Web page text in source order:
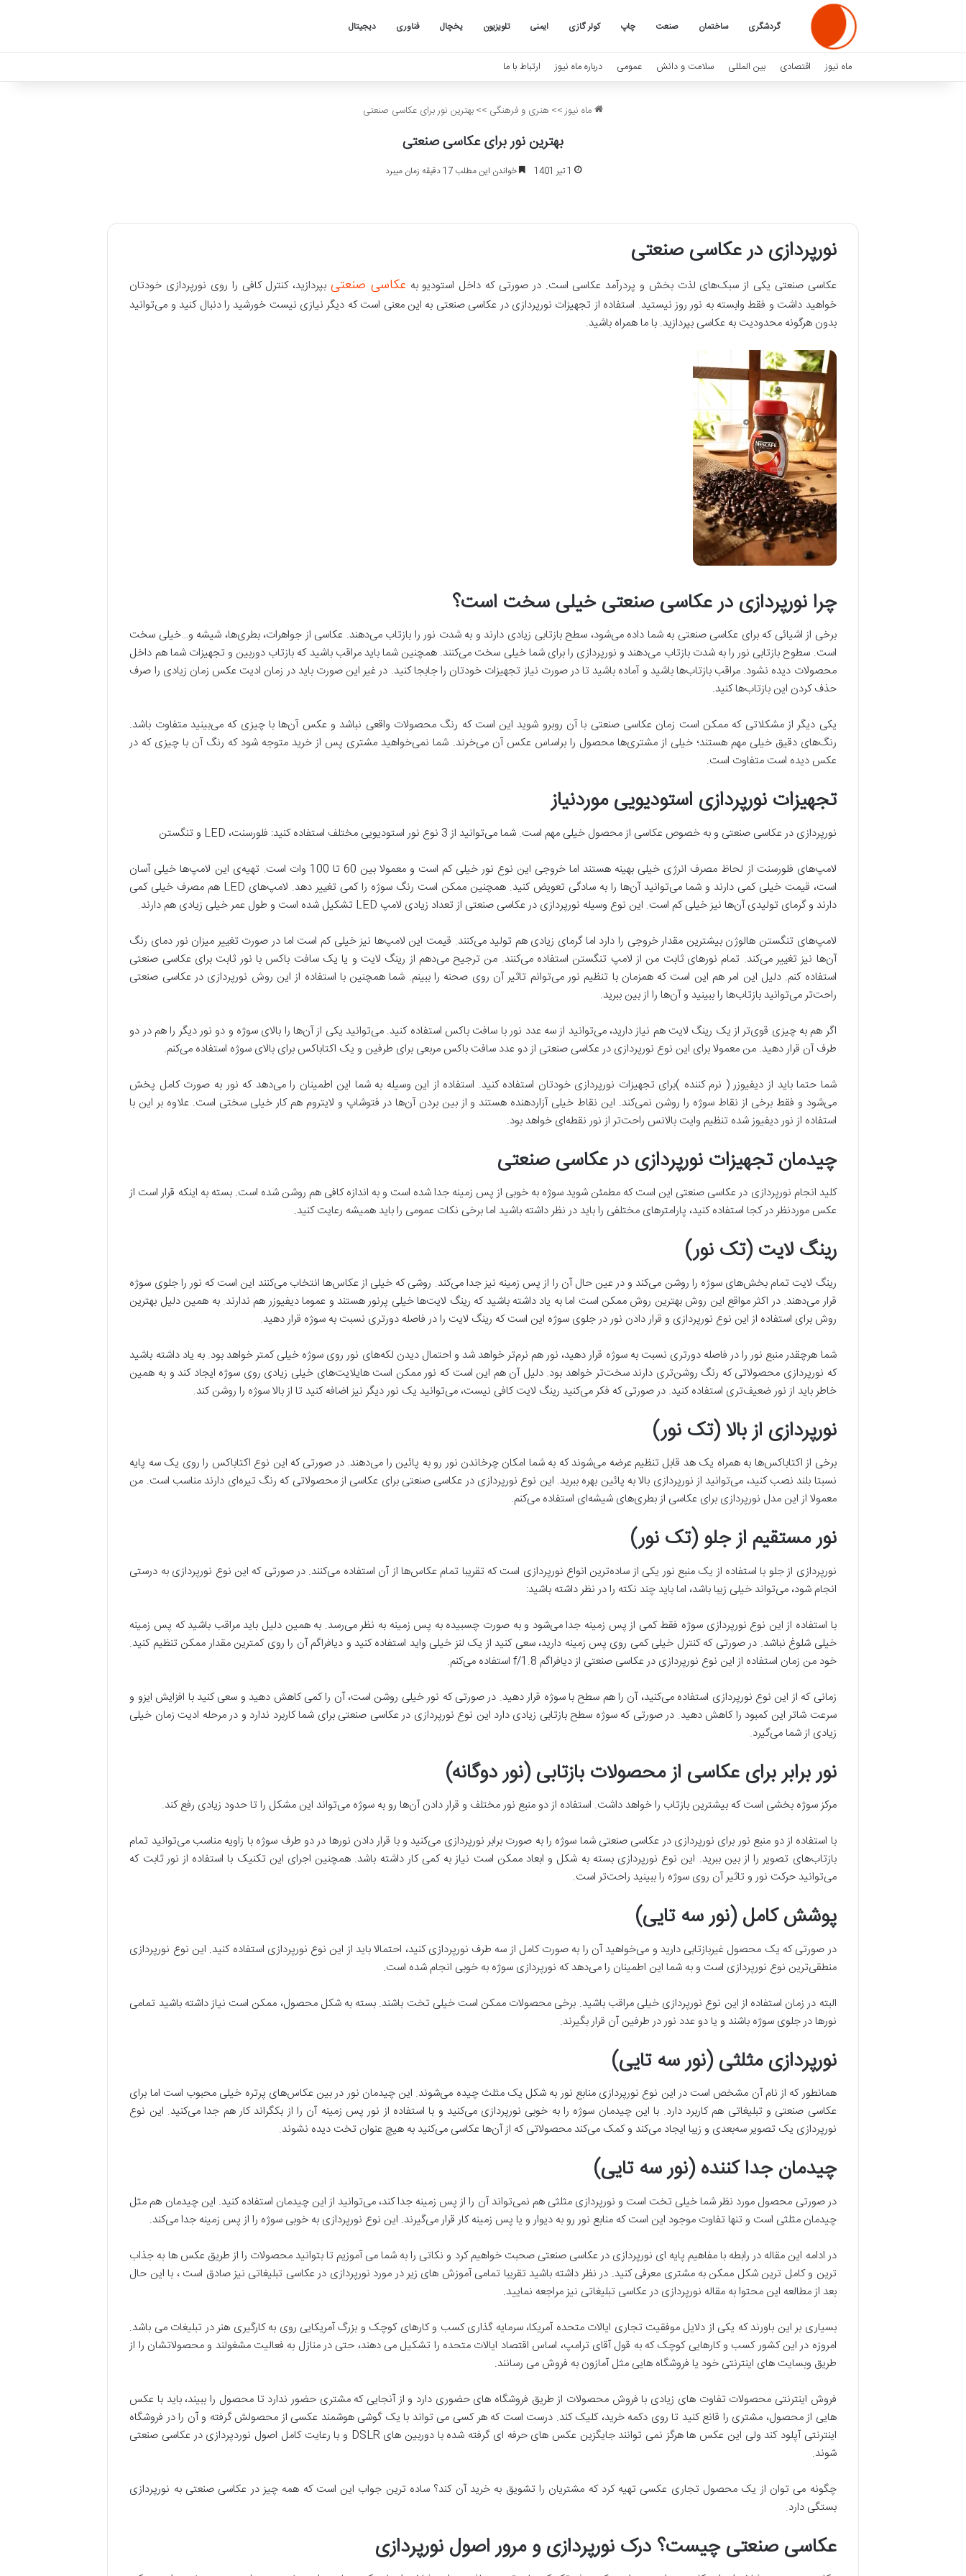
گردشگری ساختمان صنعت چاپ کولر گازی ایمنی تلویزیون یخچال فناوری دیجیتال
ماه نیوز اقتصادی بین المللی سلامت و دانش عمومی درباره ماه نیوز ارتباط با ما
ماه نیوز>> هنری و فرهنگی >>بهترین نور برای عکاسی صنعتی
بهترین نور برای عکاسی صنعتی
1 تیر 1401 خواندن این مطلب 17 دقیقه زمان میبرد
نورپردازی در عکاسی صنعتی
عکاسی صنعتی یکی از سبک‌های لذت بخش و پردرآمد عکاسی است. در صورتی که داخل استودیو به عکاسی صنعتیبپردازید، کنترل کافی را روی نورپردازی خودتان
خواهید داشت و فقط وابسته به نور روز نیستید. استفاده از تجهیزات نورپردازی در عکاسی صنعتی به این معنی است که دیگر نیازی نیست خورشید را دنبال کنید و می‌توانید
بدون هرگونه محدودیت به عکاسی بپردازید. با ما همراه باشید.
چرا نورپردازی در عکاسی صنعتی خیلی سخت است؟
برخی از اشیائی که برای عکاسی صنعتی به شما داده می‌شود، سطح بازتابی زیادی دارند و به شدت نور را بازتاب می‌دهند. عکاسی از جواهرات، بطری‌ها، شیشه و…خیلی سخت
است. سطوح بازتابی نور را به شدت بازتاب می‌دهند و نورپردازی را برای شما خیلی سخت می‌کنند. همچنین شما باید مراقب باشید که بازتاب دوربین و تجهیزات شما هم داخل
محصولات دیده نشود. مراقب بازتاب‌ها باشید و آماده باشید تا در صورت نیاز تجهیزات خودتان را جابجا کنید. در غیر این صورت باید در زمان ادیت عکس زمان زیادی را صرف
حذف کردن این بازتاب‌ها کنید.
یکی دیگر از مشکلاتی که ممکن است زمان عکاسی صنعتی با آن روبرو شوید این است که رنگ محصولات واقعی نباشد و عکس آن‌ها با چیزی که می‌بینید متفاوت باشد.
رنگ‌های دقیق خیلی مهم هستند؛ خیلی از مشتری‌ها محصول را براساس عکس آن می‌خرند. شما نمی‌خواهید مشتری پس از خرید متوجه شود که رنگ آن با چیزی که در
عکس دیده است متفاوت است.
تجهیزات نورپردازی استودیویی موردنیاز
نورپردازی در عکاسی صنعتی و به خصوص عکاسی از محصول خیلی مهم است. شما می‌توانید از 3 نوع نور استودیویی مختلف استفاده کنید: فلورسنت، LED و تنگستن
لامپ‌های فلورسنت از لحاظ مصرف انرژی خیلی بهینه هستند اما خروجی این نوع نور خیلی کم است و معمولا بین 60 تا 100 وات است. تهیه‌ی این لامپ‌ها خیلی آسان
است، قیمت خیلی کمی دارند و شما می‌توانید آن‌ها را به سادگی تعویض کنید. همچنین ممکن است رنگ سوژه را کمی تغییر دهد. لامپ‌های LED هم مصرف خیلی کمی
دارند و گرمای تولیدی آن‌ها نیز خیلی کم است. این نوع وسیله نورپردازی در عکاسی صنعتی از تعداد زیادی لامپ LED تشکیل شده است و طول عمر خیلی زیادی هم دارند.
لامپ‌های تنگستن هالوژن بیشترین مقدار خروجی را دارد اما گرمای زیادی هم تولید می‌کنند. قیمت این لامپ‌ها نیز خیلی کم است اما در صورت تغییر میزان نور دمای رنگ
آن‌ها نیز تغییر می‌کند. تمام نورهای ثابت من از لامپ تنگستن استفاده می‌کنند. من ترجیح می‌دهم از رینگ لایت و یا یک سافت باکس با نور ثابت برای عکاسی صنعتی
استفاده کنم. دلیل این امر هم این است که همزمان با تنظیم نور می‌توانم تاثیر آن روی صحنه را ببینم. شما همچنین با استفاده از این روش نورپردازی در عکاسی صنعتی
راحت‌تر می‌توانید بازتاب‌ها را ببینید و آن‌ها را از بین ببرید.
اگر هم به چیزی قوی‌تر از یک رینگ لایت هم نیاز دارید، می‌توانید از سه عدد نور با سافت باکس استفاده کنید. می‌توانید یکی از آن‌ها را بالای سوژه و دو نور دیگر را هم در دو
طرف آن قرار دهید. من معمولا برای این نوع نورپردازی در عکاسی صنعتی از دو عدد سافت باکس مربعی برای طرفین و یک اکتاباکس برای بالای سوژه استفاده می‌کنم.
شما حتما باید از دیفیوزر ( نرم کننده )برای تجهیزات نورپردازی خودتان استفاده کنید. استفاده از این وسیله به شما این اطمینان را می‌دهد که نور به صورت کامل پخش
می‌شود و فقط برخی از نقاط سوژه را روشن نمی‌کند. این نقاط خیلی آزاردهنده هستند و از بین بردن آن‌ها در فتوشاپ و لایتروم هم کار خیلی سختی است. علاوه بر این با
استفاده از نور دیفیوز شده تنظیم وایت بالانس راحت‌تر از نور نقطه‌ای خواهد بود.
چیدمان تجهیزات نورپردازی در عکاسی صنعتی
کلید انجام نورپردازی در عکاسی صنعتی این است که مطمئن شوید سوژه به خوبی از پس زمینه جدا شده است و به اندازه کافی هم روشن شده است. بسته به اینکه قرار است از
عکس موردنظر در کجا استفاده کنید، پارامترهای مختلفی را باید در نظر داشته باشید اما برخی نکات عمومی را باید همیشه رعایت کنید.
رینگ لایت (تک نور)
رینگ لایت تمام بخش‌های سوژه را روشن می‌کند و در عین حال آن را از پس زمینه نیز جدا می‌کند. روشی که خیلی از عکاس‌ها انتخاب می‌کنند این است که نور را جلوی سوژه
قرار می‌دهند. در اکثر مواقع این روش بهترین روش ممکن است اما به یاد داشته باشید که رینگ لایت‌ها خیلی پرنور هستند و عموما دیفیوزر هم ندارند. به همین دلیل بهترین
روش برای استفاده از این نوع نورپردازی و قرار دادن نور در جلوی سوژه این است که رینگ لایت را در فاصله دورتری نسبت به سوژه قرار دهید.
شما هرچقدر منبع نور را در فاصله دورتری نسبت به سوژه قرار دهید، نور هم نرم‌تر خواهد شد و احتمال دیدن لکه‌های نور روی سوژه خیلی کمتر خواهد بود. به یاد داشته باشید
که نورپردازی محصولاتی که رنگ روشن‌تری دارند سخت‌تر خواهد بود. دلیل آن هم این است که نور ممکن است هایلایت‌های خیلی زیادی روی سوژه ایجاد کند و به همین
خاطر باید از نور ضعیف‌تری استفاده کنید. در صورتی که فکر می‌کنید رینگ لایت کافی نیست، می‌توانید یک نور دیگر نیز اضافه کنید تا از بالا سوژه را روشن کند.
نورپردازی از بالا (تک نور)
برخی از اکتاباکس‌ها به همراه یک هد قابل تنظیم عرضه می‌شوند که به شما امکان چرخاندن نور رو به پائین را می‌دهند. در صورتی که این نوع اکتاباکس را روی یک سه پایه
نسبتا بلند نصب کنید، می‌توانید از نورپردازی بالا به پائین بهره ببرید. این نوع نورپردازی در عکاسی صنعتی برای عکاسی از محصولاتی که رنگ تیره‌ای دارند مناسب است. من
معمولا از این مدل نورپردازی برای عکاسی از بطری‌های شیشه‌ای استفاده می‌کنم.
نور مستقیم از جلو (تک نور)
نورپردازی از جلو با استفاده از یک منبع نور یکی از ساده‌ترین انواع نورپردازی است که تقریبا تمام عکاس‌ها از آن استفاده می‌کنند. در صورتی که این نوع نورپردازی به درستی
انجام شود، می‌تواند خیلی زیبا باشد، اما باید چند نکته را در نظر داشته باشید:
با استفاده از این نوع نورپردازی سوژه فقط کمی از پس زمینه جدا می‌شود و به صورت چسبیده به پس زمینه به نظر می‌رسد. به همین دلیل باید مراقب باشید که پس زمینه
خیلی شلوغ نباشد. در صورتی که کنترل خیلی کمی روی پس زمینه دارید، سعی کنید از یک لنز خیلی واید استفاده کنید و دیافراگم آن را روی کمترین مقدار ممکن تنظیم کنید.
خود من زمان استفاده از این نوع نورپردازی در عکاسی صنعتی از دیافراگم f/1.8 استفاده می‌کنم.
زمانی که از این نوع نورپردازی استفاده می‌کنید، آن را هم سطح با سوژه قرار دهید. در صورتی که نور خیلی روشن است، آن را کمی کاهش دهید و سعی کنید با افزایش ایزو و
سرعت شاتر این کمبود را کاهش دهید. در صورتی که سوژه سطح بازتابی زیادی دارد این نوع نورپردازی در عکاسی صنعتی برای شما کاربرد ندارد و در مرحله ادیت زمان خیلی
زیادی از شما می‌گیرد.
نور برابر برای عکاسی از محصولات بازتابی (نور دوگانه)
مرکز سوژه بخشی است که بیشترین بازتاب را خواهد داشت. استفاده از دو منبع نور مختلف و قرار دادن آن‌ها رو به سوژه می‌تواند این مشکل را تا حدود زیادی رفع کند.
با استفاده از دو منبع نور برای نورپردازی در عکاسی صنعتی شما سوژه را به صورت برابر نورپردازی می‌کنید و با قرار دادن نورها در دو طرف سوژه با زاویه مناسب می‌توانید تمام
بازتاب‌های تصویر را از بین ببرید. این نوع نورپردازی بسته به شکل و ابعاد ممکن است نیاز به کمی کار داشته باشد. همچنین اجرای این تکنیک با استفاده از نور ثابت که
می‌توانید حرکت نور و تاثیر آن روی سوژه را ببینید راحت‌تر است.
پوشش کامل (نور سه تایی)
در صورتی که یک محصول غیربازتابی دارید و می‌خواهید آن را به صورت کامل از سه طرف نورپردازی کنید، احتمالا باید از این نوع نورپردازی استفاده کنید. این نوع نورپردازی
منطقی‌ترین نوع نورپردازی است و به شما این اطمینان را می‌دهد که نورپردازی سوژه به خوبی انجام شده است.
البته در زمان استفاده از این نوع نورپردازی خیلی مراقب باشید. برخی محصولات ممکن است خیلی تخت باشند. بسته به شکل محصول، ممکن است نیاز داشته باشید تمامی
نورها در جلوی سوژه باشند و یا دو عدد نور در طرفین آن قرار بگیرند.
نورپردازی مثلثی (نور سه تایی)
همانطور که از نام آن مشخص است در این نوع نورپردازی منابع نور به شکل یک مثلث چیده می‌شوند. این چیدمان نور در بین عکاس‌های پرتره خیلی محبوب است اما برای
عکاسی صنعتی و تبلیغاتی هم کاربرد دارد. با این چیدمان سوژه را به خوبی نورپردازی می‌کنید و با استفاده از نور پس زمینه آن را از بکگراند کار هم جدا می‌کنید. این نوع
نورپردازی یک تصویر سه‌بعدی و زیبا ایجاد می‌کند و کمک می‌کند محصولاتی که از آن‌ها عکاسی می‌کنید به هیچ عنوان تخت دیده نشوند.
چیدمان جدا کننده (نور سه تایی)
در صورتی محصول مورد نظر شما خیلی تخت است و نورپردازی مثلثی هم نمی‌تواند آن را از پس زمینه جدا کند، می‌توانید از این چیدمان استفاده کنید. این چیدمان هم مثل
چیدمان مثلثی است و تنها تفاوت موجود این است که منابع نور رو به دیوار و یا پس زمینه کار قرار می‌گیرند. این نوع نورپردازی به خوبی سوژه را از پس زمینه جدا می‌کند.
در ادامه این مقاله در رابطه با مفاهیم پایه ای نورپردازی در عکاسی صنعتی صحبت خواهیم کرد و نکاتی را به شما می آموزیم تا بتوانید محصولات را از طریق عکس ها به جذاب
ترین و کامل ترین شکل ممکن به مشتری معرفی کنید. در نظر داشته باشید تقریبا تمامی آموزش های زیر در مورد نورپردازی در عکاسی تبلیغاتی نیز صادق است ، با این حال
بعد از مطالعه این محتوا به مقاله نورپردازی در عکاسی تبلیغاتی نیز مراجعه نمایید.
بسیاری بر این باورند که یکی از دلایل موفقیت تجاری ایالات متحده آمریکا، سرمایه گذاری کسب و کارهای کوچک و بزرگ آمریکایی روی به کارگیری هنر در تبلیغات می باشد.
امروزه در این کشور کسب و کارهایی کوچک که به قول آقای ترامپ، اساس اقتصاد ایالات متحده را تشکیل می دهند، حتی در منازل به فعالیت مشغولند و محصولاتشان را از
طریق وبسایت های اینترنتی خود یا فروشگاه هایی مثل آمازون به فروش می رسانند.
فروش اینترنتی محصولات تفاوت های زیادی با فروش محصولات از طریق فروشگاه های حضوری دارد و از آنجایی که مشتری حضور ندارد تا محصول را ببیند، باید با عکس
هایی از محصول، مشتری را قانع کنید تا روی دکمه خرید، کلیک کند. درست است که هر کسی می تواند با یک گوشی هوشمند عکسی از محصولش گرفته و آن را در فروشگاه
اینترنتی آپلود کند ولی این عکس ها هرگز نمی توانند جایگزین عکس های حرفه ای گرفته شده با دوربین های DSLR و با رعایت کامل اصول نوردپردازی در عکاسی صنعتی
شوند.
چگونه می توان از یک محصول تجاری عکسی تهیه کرد که مشتریان را تشویق به خرید آن کند؟ ساده ترین جواب این است که همه چیز در عکاسی صنعتی به نورپردازی
بستگی دارد.
عکاسی صنعتی چیست؟ درک نورپردازی و مرور اصول نورپردازی